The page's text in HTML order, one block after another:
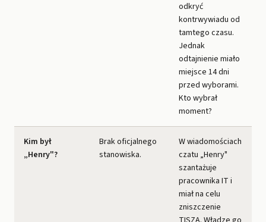
odkryć
kontrwywiadu od
tamtego czasu.
Jednak
odtajnienie miało
miejsce 14 dni
przed wyborami.
Kto wybrał
moment?
Kim był
„Henry"?
Brak oficjalnego
stanowiska.
W wiadomościach
czatu „Henry"
szantażuje
pracownika IT i
miał na celu
zniszczenie